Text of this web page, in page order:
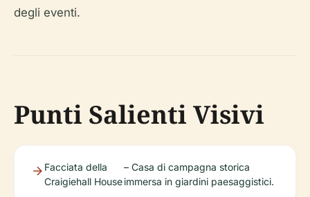
degli eventi.
Punti Salienti Visivi
Facciata della
Craigiehall House
– Casa di campagna storica
immersa in giardini paesaggistici.